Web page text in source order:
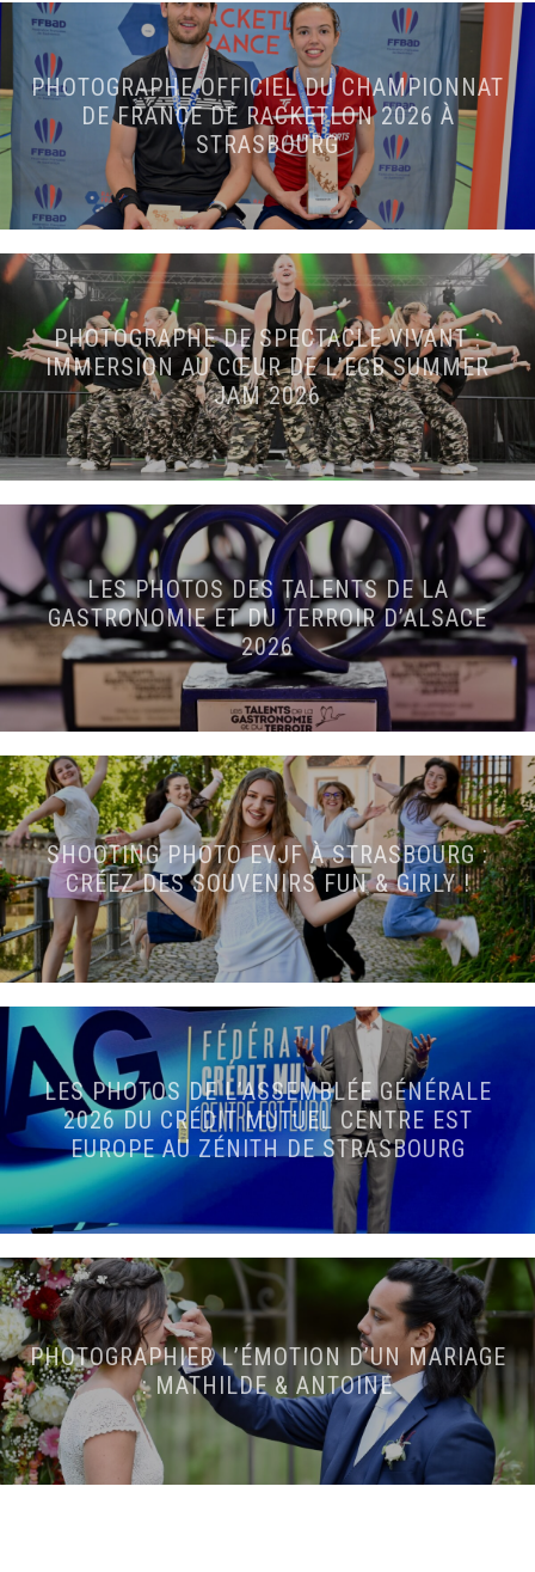
PHOTOGRAPHE OFFICIEL DU CHAMPIONNAT
DE FRANCE DE RACKETLON 2026 À
STRASBOURG
PHOTOGRAPHE DE SPECTACLE VIVANT :
IMMERSION AU CŒUR DE L’ECB SUMMER
JAM 2026
LES PHOTOS DES TALENTS DE LA
GASTRONOMIE ET DU TERROIR D’ALSACE
2026
SHOOTING PHOTO EVJF À STRASBOURG :
CRÉEZ DES SOUVENIRS FUN & GIRLY !
LES PHOTOS DE L’ASSEMBLÉE GÉNÉRALE
2026 DU CRÉDIT MUTUEL CENTRE EST
EUROPE AU ZÉNITH DE STRASBOURG
PHOTOGRAPHIER L’ÉMOTION D’UN MARIAGE
: MATHILDE & ANTOINE